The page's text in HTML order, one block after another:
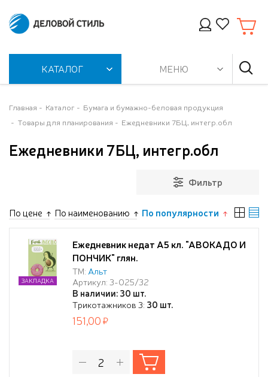
КАТАЛОГ МЕНЮ
Главная Каталог
Бумага и бумажно-беловая продукция
Товары для планирования
Ежедневники 7БЦ, интегр.обл
Ежедневники 7БЦ, интегр.обл
Фильтр
По цене По наименованию По популярности
Ежедневник недат А5 кл. "АВОКАДО И
ПОНЧИК" глян.
ТМ: Альт
Артикул: 3-025/32
В наличии: 30 шт.
Трикотажников 3: 30 шт.
ЗАКЛАДКА
151,00